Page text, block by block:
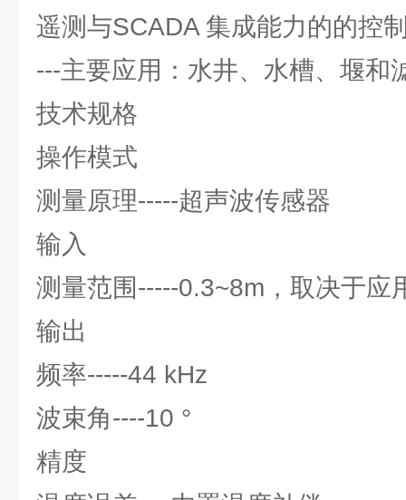
遥测与SCADA 集成能力的的控
---主要应用：水井、水槽、堰和
技术规格
操作模式
测量原理-----超声波传感器
输入
测量范围-----0.3~8m，取决于应
输出
频率-----44 kHz
波束角----10 °
精度